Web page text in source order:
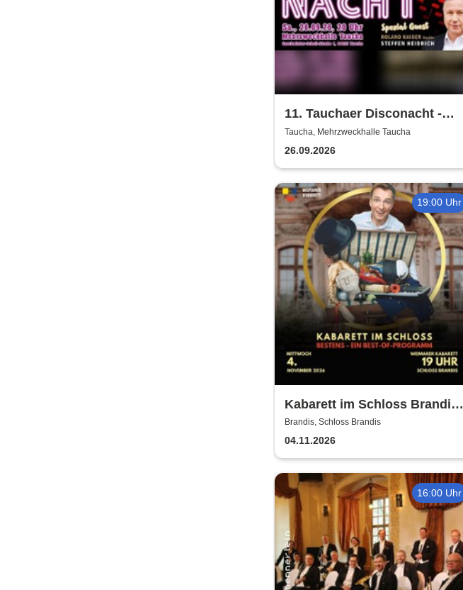
11. Tauchaer Disconacht -
Herbstedition
Taucha, Mehrzweckhalle Taucha
26.09.2026
19:00 Uhr
Kabarett im Schloss Brandis |
Weimarer Kabarett
Brandis, Schloss Brandis
04.11.2026
16:00 Uhr